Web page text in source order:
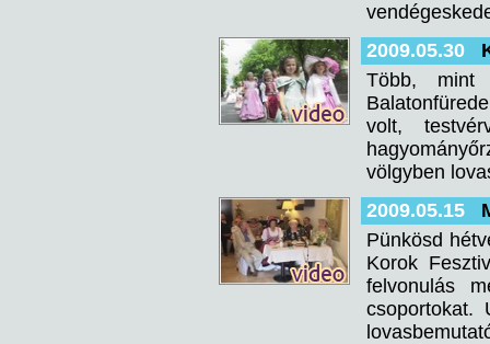
2009.05.30
Több, mint
volt,
völgyben
2009.05.15
Pünkösd
Korok
felvonulás
csoportokat.